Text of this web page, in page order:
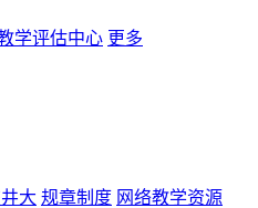
学评估中心 更多
大 规章制度 网络教学资源